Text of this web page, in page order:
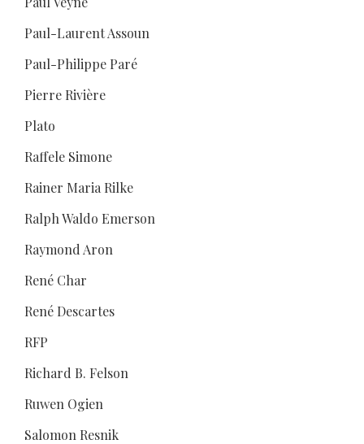
Paul-Laurent Assoun
Paul-Philippe Paré
Pierre Rivière
Plato
Raffele Simone
Rainer Maria Rilke
Ralph Waldo Emerson
Raymond Aron
René Char
René Descartes
RFP
Richard B. Felson
Ruwen Ogien
Salomon Resnik